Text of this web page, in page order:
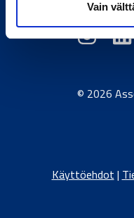
Vain
© 2026
Käyttöehdot|